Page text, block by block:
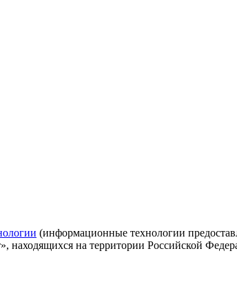
(информационные технологии
находящихся на территории Российской